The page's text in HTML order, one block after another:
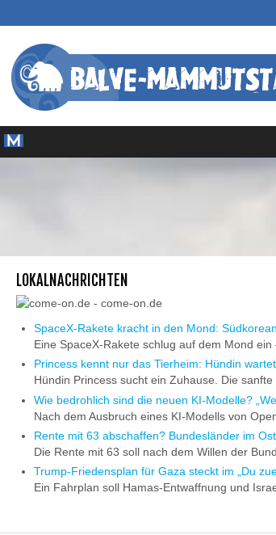
LOKALNACHRICHTEN
SpaceX-Rakete kracht in den Mond:
Eine SpaceX-Rakete schlug auf dem Mond
Princess kennt nur das Tierheim: Hündin
Hündin Princess sucht ein Zuhause. Die
Wie bedrohlich sind die neuen KI-Modelle?
Nach dem Ausbruch eines KI-Modells von
Rente mit 63 abschaffen? Bundesländer im
Die Rente mit 63 soll nach dem Willen der
Trump-Friedensplan für Gaza steckt im „Du
Ein Fahrplan soll Hamas-Entwaffnung und